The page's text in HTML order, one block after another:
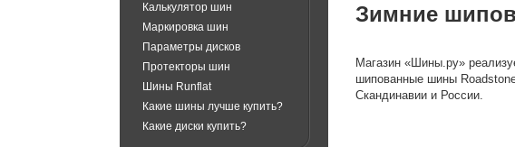
Калькулятор шин
Маркировка шин
Параметры дисков
Протекторы шин
Шины Runflat
Какие шины лучше купить?
Какие диски купить?
Зимние
Магазин «Шины.ру»
шипованные шины
Скандинавии и России.